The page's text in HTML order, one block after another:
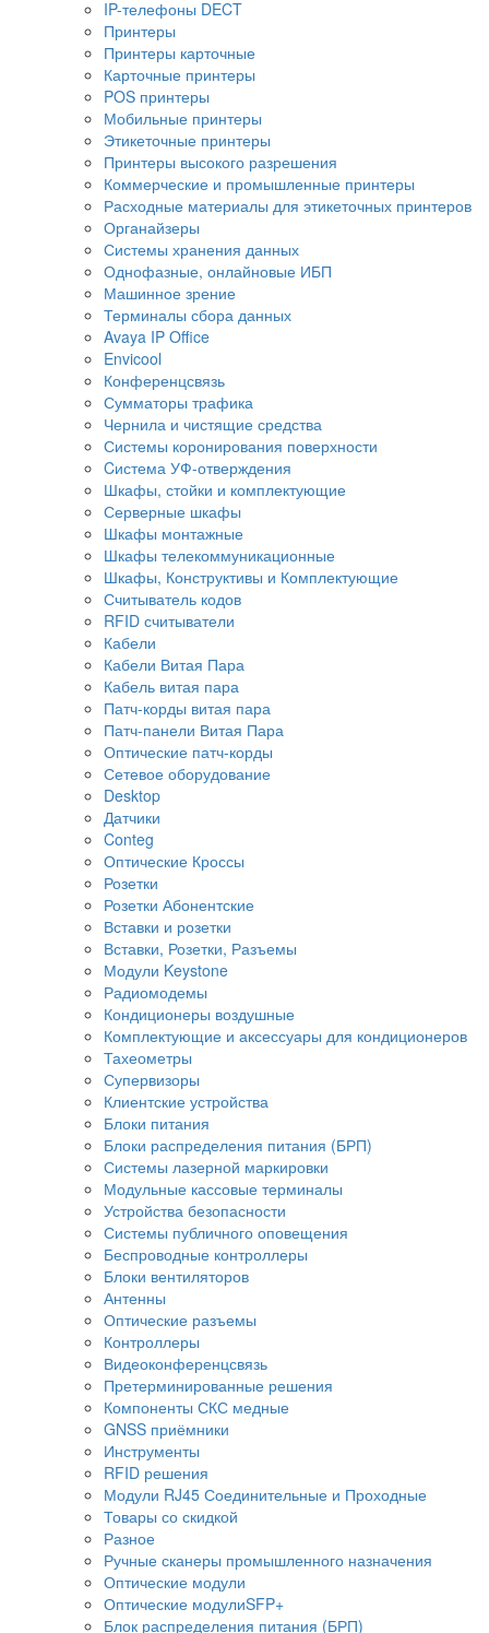
IP-телефоны DECT
Принтеры
Принтеры карточные
Карточные принтеры
POS принтеры
Мобильные принтеры
Этикеточные принтеры
Принтеры высокого разрешения
Коммерческие и промышленные принтеры
Расходные материалы для этикеточных принтеров
Органайзеры
Системы хранения данных
Однофазные, онлайновые ИБП
Машинное зрение
Терминалы сбора данных
Avaya IP Office
Envicool
Конференцсвязь
Сумматоры трафика
Чернила и чистящие средства
Системы коронирования поверхности
Cистема УФ-отверждения
Шкафы, стойки и комплектующие
Серверные шкафы
Шкафы монтажные
Шкафы телекоммуникационные
Шкафы, Конструктивы и Комплектующие
Считыватель кодов
RFID считыватели
Кабели
Кабели Витая Пара
Кабель витая пара
Патч-корды витая пара
Патч-панели Витая Пара
Оптические патч-корды
Сетевое оборудование
Desktop
Датчики
Conteg
Оптические Кроссы
Розетки
Розетки Абонентские
Вставки и розетки
Вставки, Розетки, Разъемы
Модули Keystone
Радиомодемы
Кондиционеры воздушные
Комплектующие и аксессуары для кондиционеров
Тахеометры
Супервизоры
Клиентские устройства
Блоки питания
Блоки распределения питания (БРП)
Системы лазерной маркировки
Модульные кассовые терминалы
Устройства безопасности
Системы публичного оповещения
Беспроводные контроллеры
Блоки вентиляторов
Антенны
Оптические разъемы
Контроллеры
Видеоконференцсвязь
Претерминированные решения
Компоненты СКС медные
GNSS приёмники
Инструменты
RFID решения
Модули RJ45 Соединительные и Проходные
Товары со скидкой
Разное
Ручные сканеры промышленного назначения
Оптические модули
Оптические модулиSFP+
Блок распределения питания (БРП)